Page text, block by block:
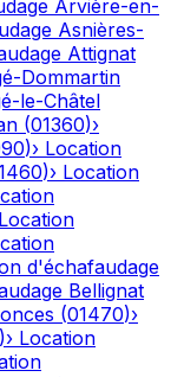
Arvière-en-
Asnières-
Attignat
Dommartin
le-Châtel
(01360)›
)› Location
)› Location
Location
d'échafaudage
Bellignat
(01470)›
)› Location